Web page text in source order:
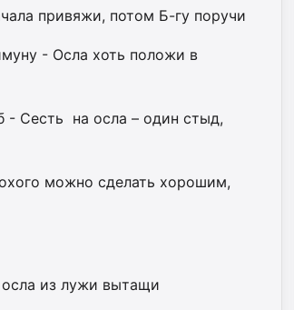
привяжи, потом Б-гу поручи
- Осла хоть положи в
- Сесть на осла – один стыд,
можно сделать хорошим,
из лужи вытащи